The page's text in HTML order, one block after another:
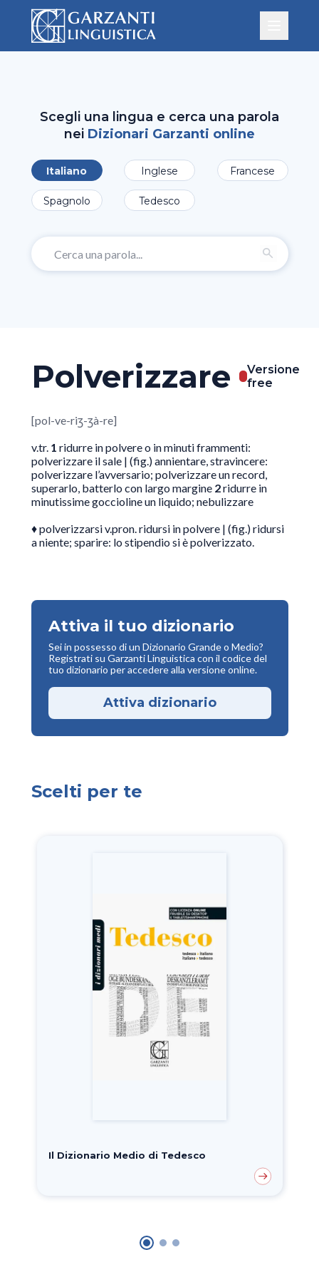
Scegli una lingua e cerca una parola
nei Dizionari Garzanti online
Italiano Inglese Francese
Spagnolo Tedesco
Polverizzare
Versione
free
[pol-ve-riʒ-ʒà-re]
v.tr. 1 ridurre in polvere o in minuti frammenti:
polverizzare il sale | (fig.) annientare, stravincere:
polverizzare l’avversario; polverizzare un record,
superarlo, batterlo con largo margine 2ridurre in
minutissime goccioline un liquido; nebulizzare
♦ polverizzarsi v.pron. ridursi in polvere | (fig.) ridursi
a niente; sparire: lo stipendio si è polverizzato.
Attiva il tuo dizionario
Sei in possesso di un Dizionario Grande o Medio?
Registrati su Garzanti Linguistica con il codice del
tuo dizionario per accedere alla versione online.
Attiva dizionario
Scelti per te
Il Dizionario Medio di Tedesco